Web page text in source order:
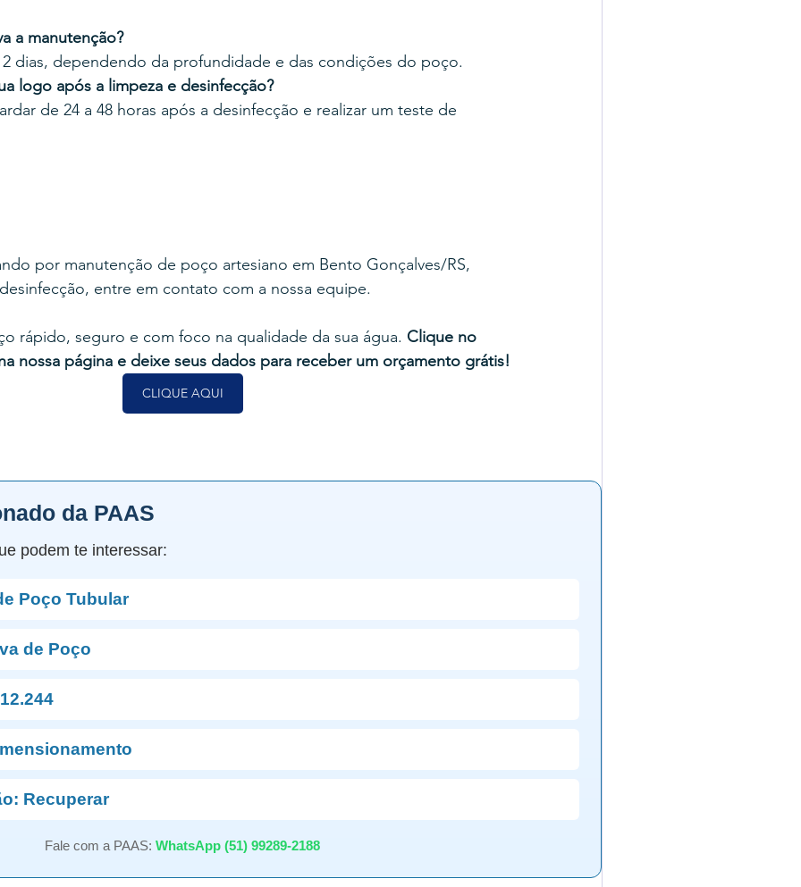
a manutenção?
dias, dependendo da profundidade e das condições do poço.
logo após a limpeza e desinfecção?
de 24 a 48 horas após a desinfecção e realizar um teste de
por manutenção de poço artesiano em Bento Gonçalves/RS,
entre em contato com a nossa equipe.
rápido, seguro e com foco na qualidade da sua água. Clique no
nossa página e deixe seus dados para receber um orçamento grátis!
CLIQUE AQUI
da PAAS
podem te interessar:
Poço Tubular
de Poço
Recuperar
Fale com a PAAS: WhatsApp (51) 99289-2188